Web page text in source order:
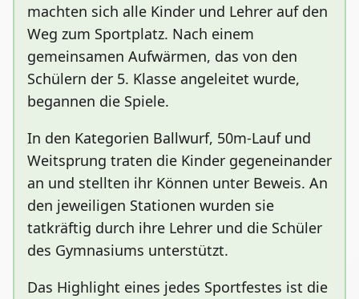
machten sich alle Kinder und Lehrer auf den
Weg zum Sportplatz. Nach einem
gemeinsamen Aufwärmen, das von den
Schülern der 5. Klasse angeleitet wurde,
begannen die Spiele.
In den Kategorien Ballwurf, 50m-Lauf und
Weitsprung traten die Kinder gegeneinander
an und stellten ihr Können unter Beweis. An
den jeweiligen Stationen wurden sie
tatkräftig durch ihre Lehrer und die Schüler
des Gymnasiums unterstützt.
Das Highlight eines jedes Sportfestes ist die